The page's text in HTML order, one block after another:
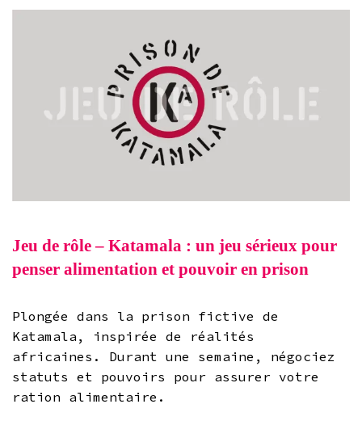
Jeu de rôle – Katamala : un jeu sérieux pour
penser alimentation et pouvoir en prison
Plongée dans la prison fictive de
Katamala, inspirée de réalités
africaines. Durant une semaine, négociez
statuts et pouvoirs pour assurer votre
ration alimentaire.